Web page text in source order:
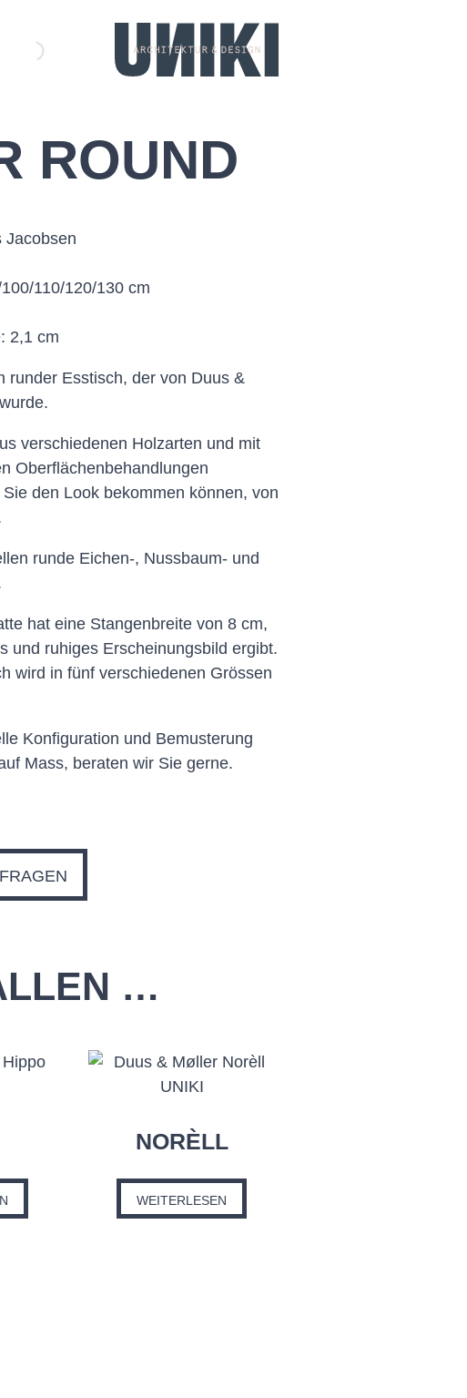
ROUND
Jacobsen
110/120/130 cm
2,1 cm
runder Esstisch, der von Duus &
verschiedenen Holzarten und mit
Oberflächenbehandlungen
den Look bekommen können, von
runde Eichen-, Nussbaum- und
hat eine Stangenbreite von 8 cm,
und ruhiges Erscheinungsbild ergibt.
wird in fünf verschiedenen Grössen
Konfiguration und Bemusterung
Mass, beraten wir Sie gerne.
…
NORÈLL
WEITERLESEN